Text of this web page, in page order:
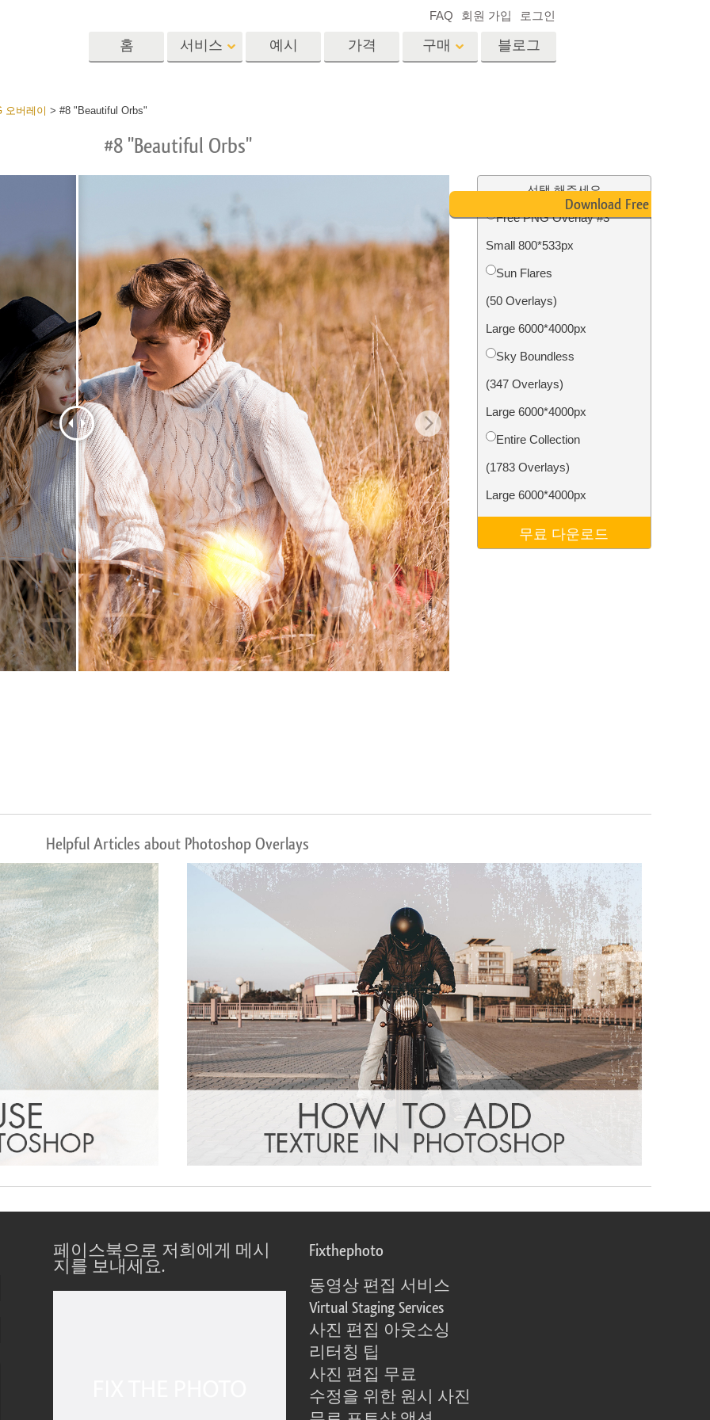
홈 서비스
AI로 생성된 의류 모델 이미지 조작 서비스 사진 서비스
터칭 서비스 주얼리 리터칭 서비스 AI 훈련 데이터 Video Editing Services
예시 가격 구매
Photoshop
포토샵 액션
Ps Actions 전체 컬렉션
Ps 오버레이 전체 컬렉
션
블로그
FAQ 회원 가입 로그인
오버레이 > #8 "Beautiful Orbs"
#8 "Beautiful Orbs"
선택 해주세요
Free PNG Overlay #3
Small 800*533px
Sun Flares
(50 Overlays)
Large 6000*4000px
Sky Boundless
(347 Overlays)
Large 6000*4000px
Entire Collection
(1783 Overlays)
Large 6000*4000px
무료 다운로드
Download Free PNG
Helpful Articles about Photoshop Overlays
페이스북으로 저희에게 메시
지를 보내세요.
Fixthephoto
동영상 편집 서비스
Virtual Staging Services
사진 편집 아웃소싱
리터칭 팁
사진 편집 무료
수정을 위한 원시 사진